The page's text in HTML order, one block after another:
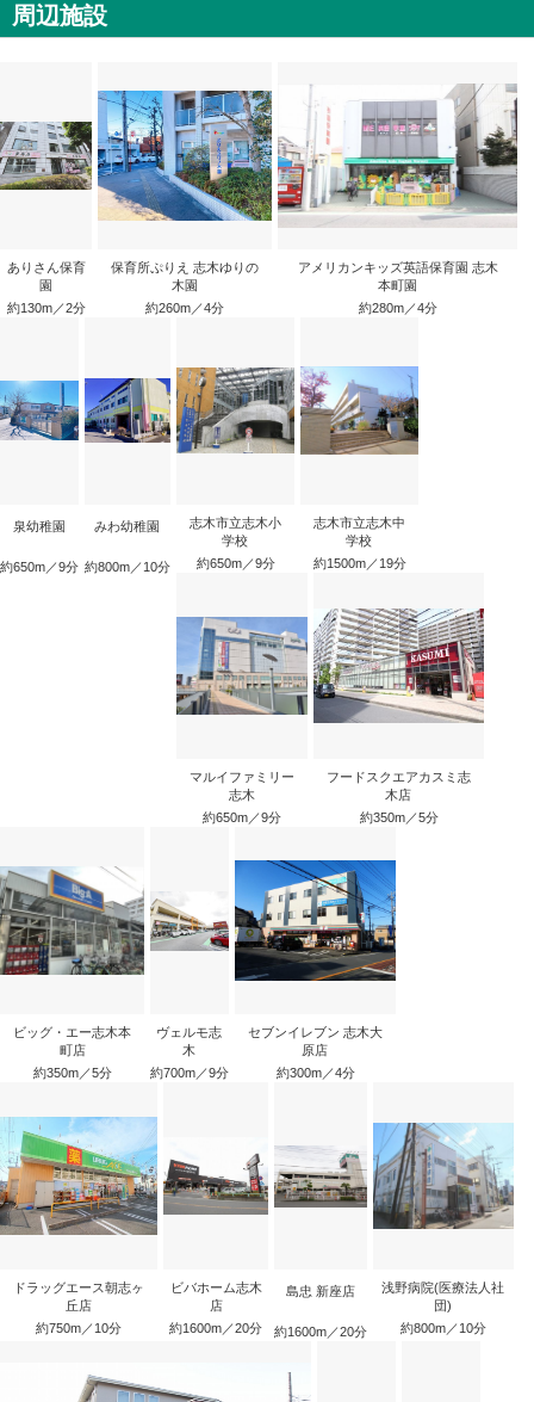
周辺施設
ありさん保育
園
約130m／2分
保育所ぷりえ 志木ゆりの
木園
約260m／4分
アメリカンキッズ英語保育園 志木
本町園
約280m／4分
泉幼稚園
約650m／9分
みわ幼稚園
約800m／10分
志木市立志木小
学校
約650m／9分
志木市立志木中
学校
約1500m／19分
マルイファミリー
志木
約650m／9分
フードスクエアカスミ志
木店
約350m／5分
ビッグ・エー志木本
町店
約350m／5分
ヴェルモ志
木
約700m／9分
セブンイレブン 志木大
原店
約300m／4分
ドラッグエース朝志ヶ
丘店
約750m／10分
ビバホーム志木
店
約1600m／20分
島忠 新座店
約1600m／20分
浅野病院(医療法人社
団)
約800m／10分